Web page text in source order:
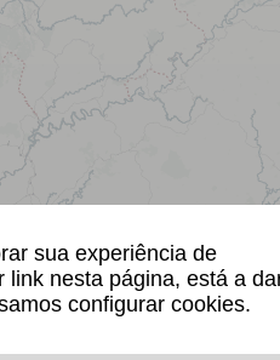
sua experiência de
link nesta página, está a
configurar cookies.